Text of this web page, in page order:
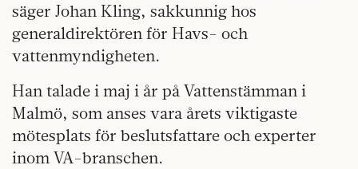
säger Johan Kling, sakkunnig hos
generaldirektören för Havs- och
vattenmyndigheten.
Han talade i maj i år på Vattenstämman i
Malmö, som anses vara årets viktigaste
mötesplats för beslutsfattare och experter
inom VA-branschen.